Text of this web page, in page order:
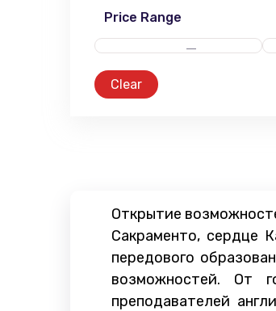
Price Range
Clear
Открытие
Сакраменто, сердце
передового
возможностей. От
преподавателей